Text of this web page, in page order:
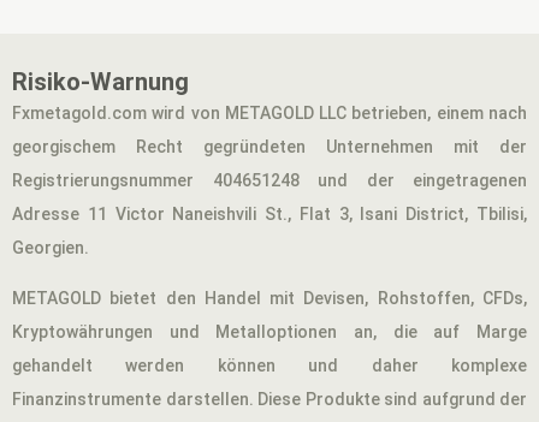
Risiko-Warnung
Fxmetagold.com wird von METAGOLD LLC betrieben, einem nach
georgischem Recht gegründeten Unternehmen mit der
Registrierungsnummer 404651248 und der eingetragenen
Adresse 11 Victor Naneishvili St., Flat 3, Isani District, Tbilisi,
Georgien.
METAGOLD bietet den Handel mit Devisen, Rohstoffen, CFDs,
Kryptowährungen und Metalloptionen an, die auf Marge
gehandelt werden können und daher komplexe
Finanzinstrumente darstellen. Diese Produkte sind aufgrund der